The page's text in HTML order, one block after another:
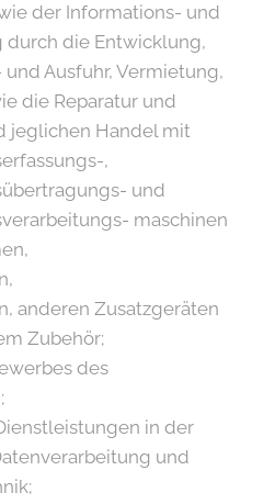
der Informations- und
durch die Entwicklung,
Ausfuhr, Vermietung,
die Reparatur und
jeglichen Handel mit
,
und
maschinen
anderen Zusatzgeräten
Zubehör;
des
in der
und